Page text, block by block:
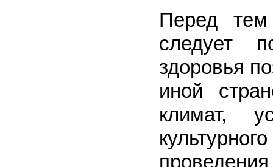
Перед тем
следует
здоровья
иной
климат,